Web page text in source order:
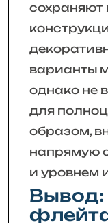
сохраняют
варианты
однако не
для
образом,
напрямую
и уровнем
Вывод: